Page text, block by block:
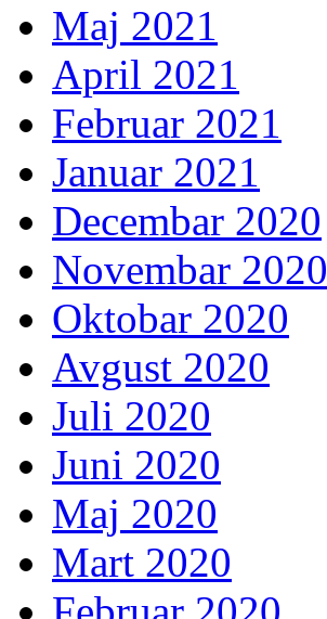
Maj 2021
April 2021
Februar 2021
Januar 2021
Decembar 2020
Novembar 2020
Oktobar 2020
Avgust 2020
Juli 2020
Juni 2020
Maj 2020
Mart 2020